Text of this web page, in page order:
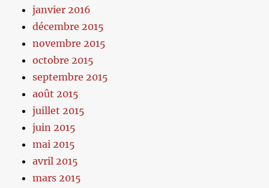
janvier 2016
décembre 2015
novembre 2015
octobre 2015
septembre 2015
août 2015
juillet 2015
juin 2015
mai 2015
avril 2015
mars 2015